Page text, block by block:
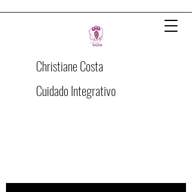
Christiane Costa
Cuidado Integrativo